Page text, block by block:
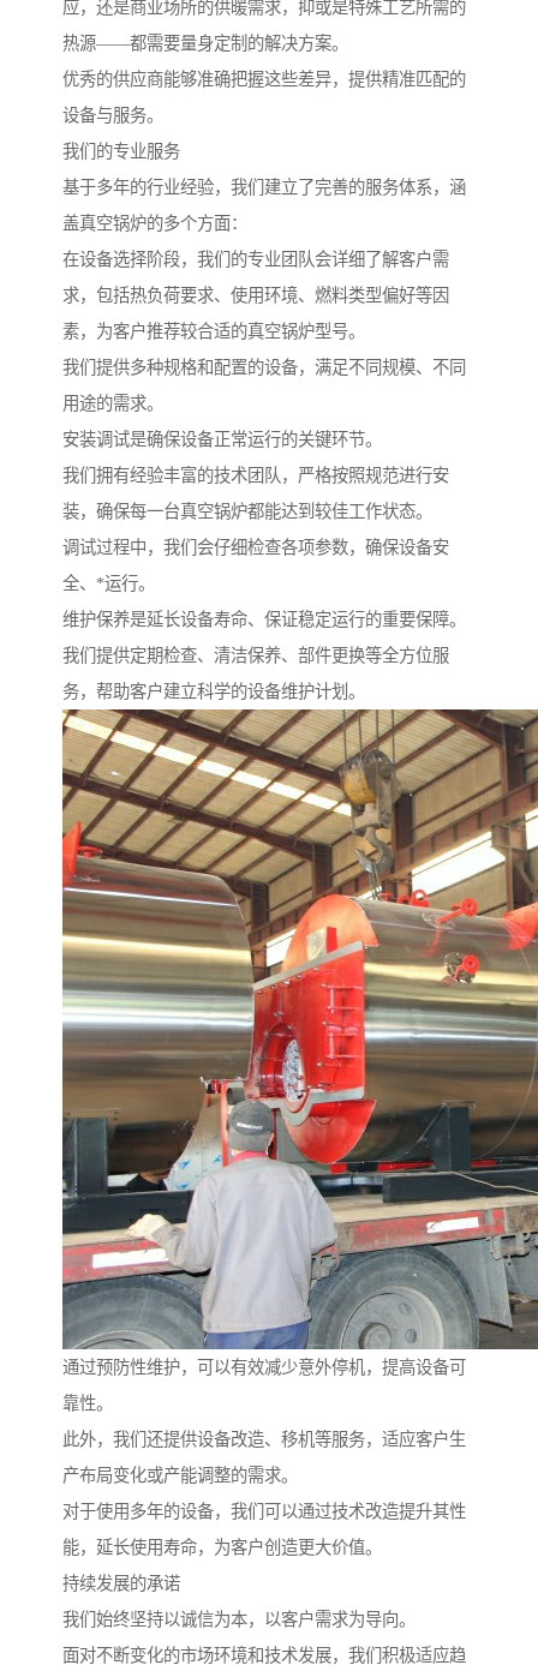
应，还是商业场所的供暖需求，抑或是特殊工艺所需的
热源——都需要量身定制的解决方案。
优秀的供应商能够准确把握这些差异，提供精准匹配的
设备与服务。
我们的专业服务
基于多年的行业经验，我们建立了完善的服务体系，涵
盖真空锅炉的多个方面：
在设备选择阶段，我们的专业团队会详细了解客户需
求，包括热负荷要求、使用环境、燃料类型偏好等因
素，为客户推荐较合适的真空锅炉型号。
我们提供多种规格和配置的设备，满足不同规模、不同
用途的需求。
安装调试是确保设备正常运行的关键环节。
我们拥有经验丰富的技术团队，严格按照规范进行安
装，确保每一台真空锅炉都能达到较佳工作状态。
调试过程中，我们会仔细检查各项参数，确保设备安
全、*运行。
维护保养是延长设备寿命、保证稳定运行的重要保障。
我们提供定期检查、清洁保养、部件更换等全方位服
务，帮助客户建立科学的设备维护计划。
通过预防性维护，可以有效减少意外停机，提高设备可
靠性。
此外，我们还提供设备改造、移机等服务，适应客户生
产布局变化或产能调整的需求。
对于使用多年的设备，我们可以通过技术改造提升其性
能，延长使用寿命，为客户创造更大价值。
持续发展的承诺
我们始终坚持以诚信为本，以客户需求为导向。
面对不断变化的市场环境和技术发展，我们积极适应趋